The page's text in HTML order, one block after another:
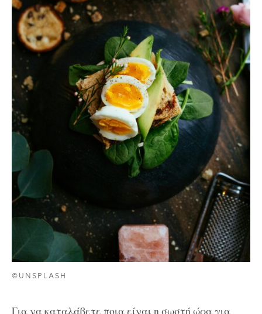
©UNSPLASH
Για να καταλάβετε ποια είναι η σωστή ώρα για